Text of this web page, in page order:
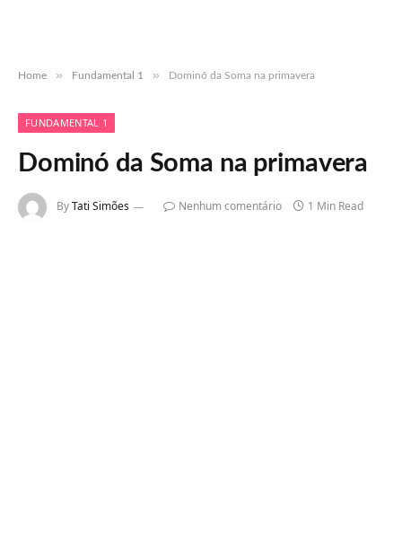
Home » Fundamental 1 » Dominó da Soma na primavera
FUNDAMENTAL 1
Dominó da Soma na primavera
ByTati Simões Nenhum comentário 1 Min Read